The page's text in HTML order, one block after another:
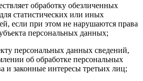
обработку обезличенных
статистических или иных
если при этом не нарушаются права
персональных данных;
персональных данных сведений,
об обработке персональных
и законные интересы третьих лиц;